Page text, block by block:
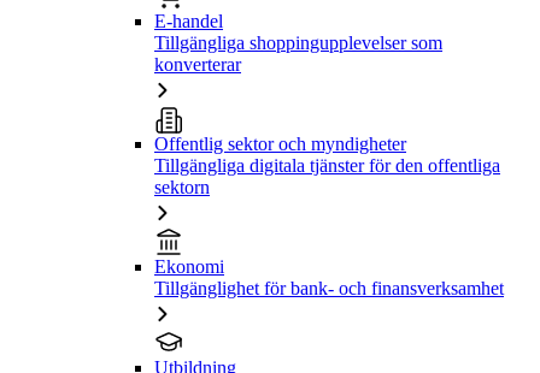
E-handel
Tillgängliga shoppingupplevelser som
konverterar
Offentlig sektor och myndigheter
Tillgängliga digitala tjänster för den offentliga
sektorn
Ekonomi
Tillgänglighet för bank- och finansverksamhet
Utbildning